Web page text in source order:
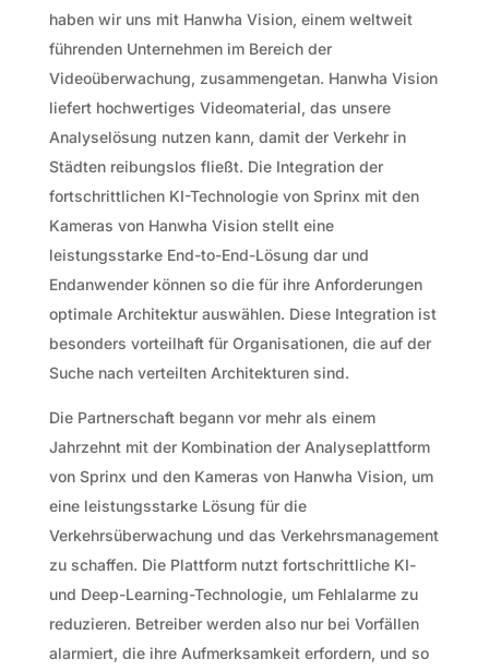
haben wir uns mit Hanwha Vision, einem weltweit
führenden Unternehmen im Bereich der
Videoüberwachung, zusammengetan. Hanwha Vision
liefert hochwertiges Videomaterial, das unsere
Analyselösung nutzen kann, damit der Verkehr in
Städten reibungslos fließt. Die Integration der
fortschrittlichen KI-Technologie von Sprinx mit den
Kameras von Hanwha Vision stellt eine
leistungsstarke End-to-End-Lösung dar und
Endanwender können so die für ihre Anforderungen
optimale Architektur auswählen. Diese Integration ist
besonders vorteilhaft für Organisationen, die auf der
Suche nach verteilten Architekturen sind.
Die Partnerschaft begann vor mehr als einem
Jahrzehnt mit der Kombination der Analyseplattform
von Sprinx und den Kameras von Hanwha Vision, um
eine leistungsstarke Lösung für die
Verkehrsüberwachung und das Verkehrsmanagement
zu schaffen. Die Plattform nutzt fortschrittliche KI-
und Deep-Learning-Technologie, um Fehlalarme zu
reduzieren. Betreiber werden also nur bei Vorfällen
alarmiert, die ihre Aufmerksamkeit erfordern, und so